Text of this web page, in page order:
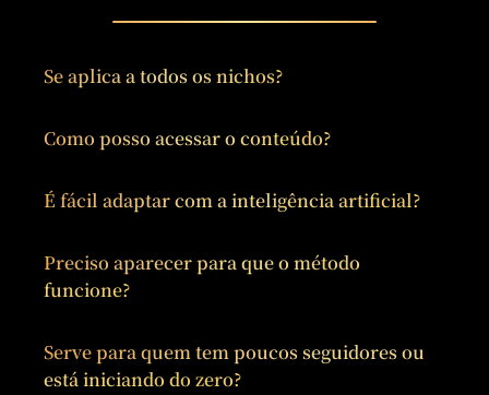
Se aplica a todos os nichos?
Como posso acessar o conteúdo?
É fácil adaptar com a inteligência artificial?
Preciso aparecer para que o método
funcione?
Serve para quem tem poucos seguidores ou
está iniciando do zero?